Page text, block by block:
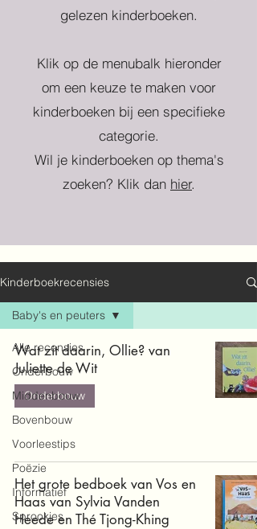
gelezen kinderboeken.
Klik op de menubalk hieronder
om een keuze te maken voor
kinderboeken bij een specifieke
categorie.
Wil je kinderboeken op thema's
zoeken? Klik dan hier.
Kinderboekrecensies
Alle recensies
Onderbouw
Middenbouw
Bovenbouw
Voorleestips
Poëzie
Informatief
Sprookjes
Baby's en peuters
Wat zit daarin, Ollie? van
Juliette de Wit
Onderbouw
Het grote bedboek van Vos en
Haas van Sylvia Vanden
Heede en Thé Tjong-Khing